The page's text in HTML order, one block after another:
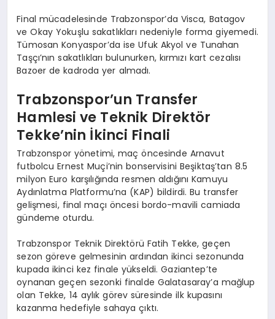
Final mücadelesinde Trabzonspor’da Visca, Batagov
ve Okay Yokuşlu sakatlıkları nedeniyle forma giyemedi.
Tümosan Konyaspor’da ise Ufuk Akyol ve Tunahan
Taşçı’nın sakatlıkları bulunurken, kırmızı kart cezalısı
Bazoer de kadroda yer almadı.
Trabzonspor’un Transfer
Hamlesi ve Teknik Direktör
Tekke’nin İkinci Finali
Trabzonspor yönetimi, maç öncesinde Arnavut
futbolcu Ernest Muçi’nin bonservisini Beşiktaş’tan 8.5
milyon Euro karşılığında resmen aldığını Kamuyu
Aydınlatma Platformu’na (KAP) bildirdi. Bu transfer
gelişmesi, final maçı öncesi bordo-mavili camiada
gündeme oturdu.
Trabzonspor Teknik Direktörü Fatih Tekke, geçen
sezon göreve gelmesinin ardından ikinci sezonunda
kupada ikinci kez finale yükseldi. Gaziantep’te
oynanan geçen sezonki finalde Galatasaray’a mağlup
olan Tekke, 14 aylık görev süresinde ilk kupasını
kazanma hedefiyle sahaya çıktı.